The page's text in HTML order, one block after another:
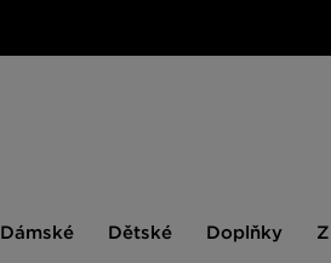
Dámské Dětské Doplňky